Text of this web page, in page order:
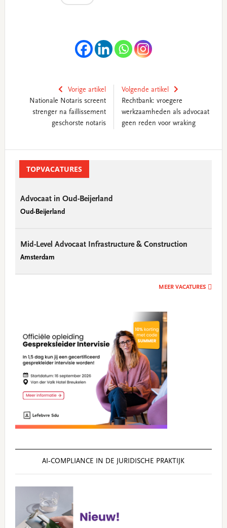
Vorige artikel
Nationale Notaris screent
strenger na faillissement
geschorste notaris
Volgende artikel
Rechtbank: vroegere
werkzaamheden als advocaat
geen reden voor wraking
SidebarTOPVACATURES
Advocaat in Oud-Beijerland
Oud-Beijerland
Mid-Level Advocaat Infrastructure & Construction
Amsterdam
MEER VACATURES
AI‑COMPLIANCE IN DE JURIDISCHE PRAKTIJK